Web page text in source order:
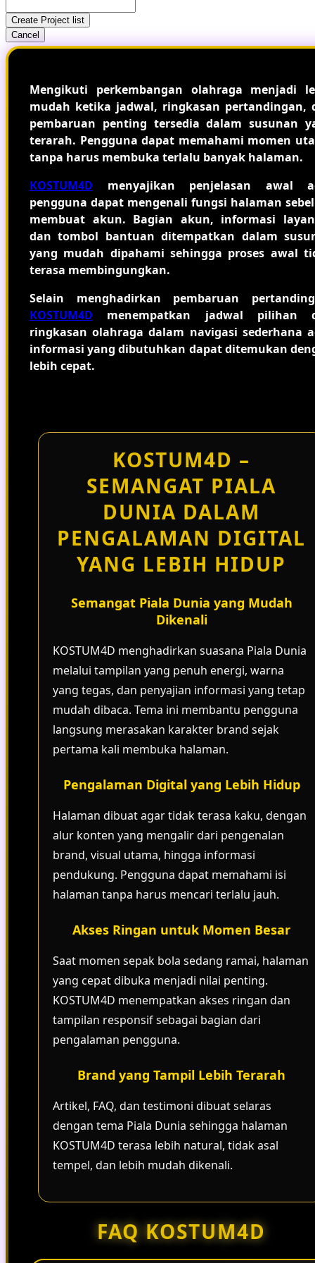
Create Project list
Cancel
Mengikuti perkembangan olahraga menjadi
mudah ketika jadwal, ringkasan pertandingan,
pembaruan penting tersedia dalam susunan
terarah. Pengguna dapat memahami momen
tanpa harus membuka terlalu banyak halaman.
KOSTUM4D menyajikan penjelasan awal
pengguna dapat mengenali fungsi halaman
membuat akun. Bagian akun, informasi
dan tombol bantuan ditempatkan dalam
yang mudah dipahami sehingga proses awal
terasa membingungkan.
Selain menghadirkan pembaruan
KOSTUM4D menempatkan jadwal pilihan
ringkasan olahraga dalam navigasi sederhana
informasi yang dibutuhkan dapat ditemukan
lebih cepat.
KOSTUM4D –
SEMANGAT PIALA
DUNIA DALAM
PENGALAMAN DIGITAL
YANG LEBIH HIDUP
Semangat Piala Dunia yang Mudah
Dikenali
KOSTUM4D menghadirkan suasana Piala Dunia
melalui tampilan yang penuh energi, warna
yang tegas, dan penyajian informasi yang tetap
mudah dibaca. Tema ini membantu pengguna
langsung merasakan karakter brand sejak
pertama kali membuka halaman.
Pengalaman Digital yang Lebih Hidup
Halaman dibuat agar tidak terasa kaku, dengan
alur konten yang mengalir dari pengenalan
brand, visual utama, hingga informasi
pendukung. Pengguna dapat memahami isi
halaman tanpa harus mencari terlalu jauh.
Akses Ringan untuk Momen Besar
Saat momen sepak bola sedang ramai, halaman
yang cepat dibuka menjadi nilai penting.
KOSTUM4D menempatkan akses ringan dan
tampilan responsif sebagai bagian dari
pengalaman pengguna.
Brand yang Tampil Lebih Terarah
Artikel, FAQ, dan testimoni dibuat selaras
dengan tema Piala Dunia sehingga halaman
KOSTUM4D terasa lebih natural, tidak asal
tempel, dan lebih mudah dikenali.
FAQ KOSTUM4D